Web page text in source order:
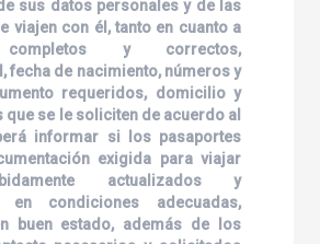
sus datos personales y de las
viajen con él, tanto en cuanto a
completos y correctos,
fecha de nacimiento, números y
requeridos, domicilio y
que se le soliciten de acuerdo al
informar si los pasaportes
exigida para viajar
actualizados y
en condiciones adecuadas,
buen estado, además de los